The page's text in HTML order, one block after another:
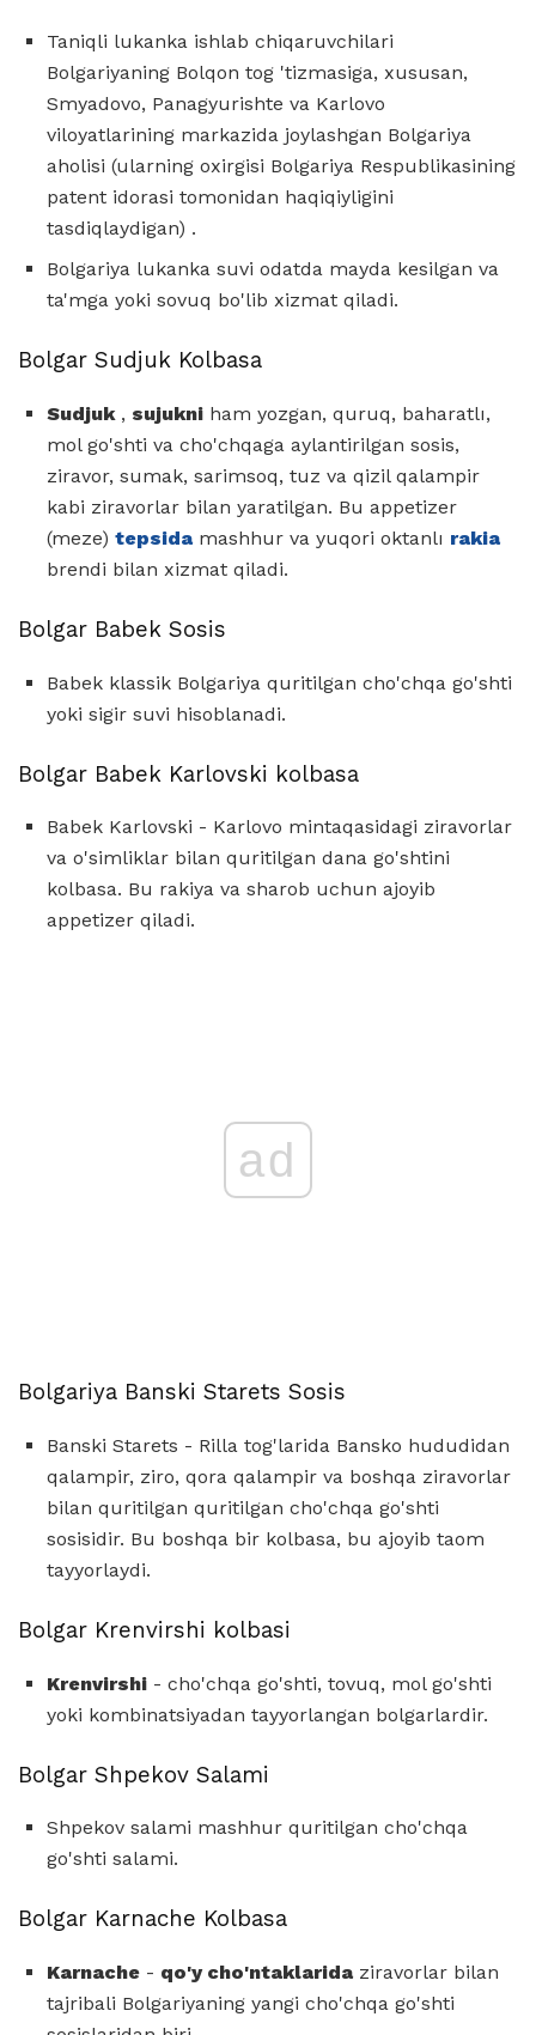
Taniqli lukanka ishlab chiqaruvchilari
Bolgariyaning Bolqon tog 'tizmasiga, xususan,
Smyadovo, Panagyurishte va Karlovo
viloyatlarining markazida joylashgan Bolgariya
aholisi (ularning oxirgisi Bolgariya Respublikasining
patent idorasi tomonidan haqiqiyligini
tasdiqlaydigan) .
Bolgariya lukanka suvi odatda mayda kesilgan va
ta'mga yoki sovuq bo'lib xizmat qiladi.
Bolgar Sudjuk Kolbasa
Sudjuk, sujukni ham yozgan, quruq, baharatlı,
mol go'shti va cho'chqaga aylantirilgan sosis,
ziravor, sumak, sarimsoq, tuz va qizil qalampir
kabi ziravorlar bilan yaratilgan. Bu appetizer
(meze) tepsidamashhur va yuqori oktanlı rakia
brendi bilan xizmat qiladi.
Bolgar Babek Sosis
Babek klassik Bolgariya quritilgan cho'chqa go'shti
yoki sigir suvi hisoblanadi.
Bolgar Babek Karlovski kolbasa
Babek Karlovski - Karlovo mintaqasidagi ziravorlar
va o'simliklar bilan quritilgan dana go'shtini
kolbasa. Bu rakiya va sharob uchun ajoyib
appetizer qiladi.
ad
Bolgariya Banski Starets Sosis
Banski Starets - Rilla tog'larida Bansko hududidan
qalampir, ziro, qora qalampir va boshqa ziravorlar
bilan quritilgan quritilgan cho'chqa go'shti
sosisidir. Bu boshqa bir kolbasa, bu ajoyib taom
tayyorlaydi.
Bolgar Krenvirshi kolbasi
Krenvirshi - cho'chqa go'shti, tovuq, mol go'shti
yoki kombinatsiyadan tayyorlangan bolgarlardir.
Bolgar Shpekov Salami
Shpekov salami mashhur quritilgan cho'chqa
go'shti salami.
Bolgar Karnache Kolbasa
Karnache - qo'y cho'ntaklaridaziravorlar bilan
tajribali Bolgariyaning yangi cho'chqa go'shti